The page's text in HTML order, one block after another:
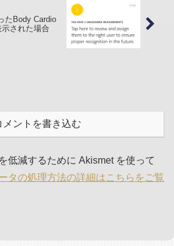
たBody Cardio
された場合
メントを書き込む
低減するために Akismet を使って
タの処理方法の詳細はこちらをご覧